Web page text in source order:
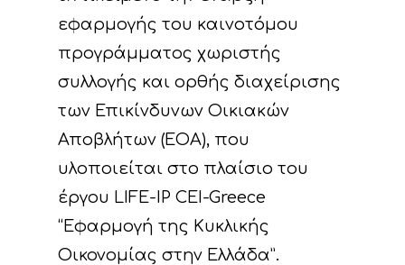
εφαρμογής του καινοτόμου
προγράμματος χωριστής
συλλογής και ορθής διαχείρισης
των Επικίνδυνων Οικιακών
Αποβλήτων (ΕΟΑ), που
υλοποιείται στο πλαίσιο του
έργου LIFE-IP CEI-Greece
“Εφαρμογή της Κυκλικής
Οικονομίας στην Ελλάδα”.